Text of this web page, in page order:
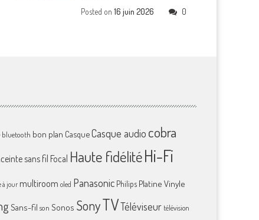
Posted on16 juin 2026 0
bluetooth bon plan CasqueCasque audio cobra
sans fil Focal Haute fidélitéHi-Fi
à jour multiroom oled Panasonic Philips Platine Vinyle
Sans-fil son Sonos SonyTVTéléviseur télévision